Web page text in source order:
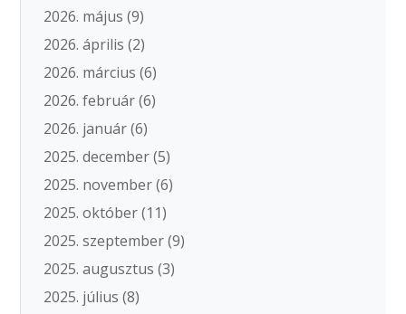
2026. május (9)
2026. április (2)
2026. március (6)
2026. február(6)
2026. január(6)
2025. december(5)
2025. november(6)
2025. október(11)
2025. szeptember(9)
2025. augusztus (3)
2025. július (8)